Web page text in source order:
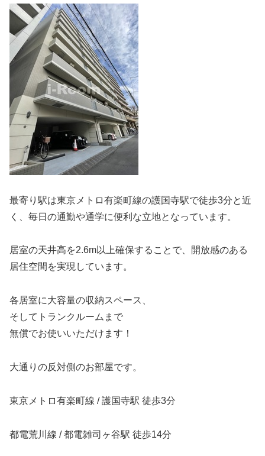
最寄り駅は東京メトロ有楽町線の護国寺駅で徒歩3分と近
く、毎日の通勤や通学に便利な立地となっています。
居室の天井高を2.6m以上確保することで、開放感のある
居住空間を実現しています。
各居室に大容量の収納スペース、
そしてトランクルームまで
無償でお使いいただけます！
大通りの反対側のお部屋です。
東京メトロ有楽町線 / 護国寺駅 徒歩3分
都電荒川線 / 都電雑司ヶ谷駅 徒歩14分